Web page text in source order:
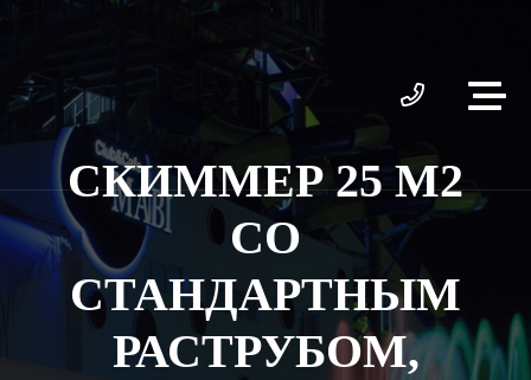
СКИММЕР 25 М2
СО
СТАНДАРТНЫМ
РАСТРУБОМ,